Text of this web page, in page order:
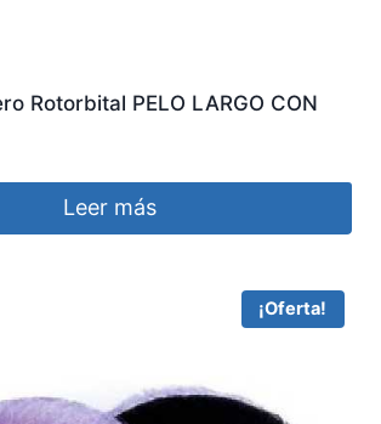
Rotorbital PELO LARGO CON
Leer más
¡Oferta!